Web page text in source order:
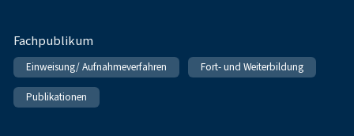
Fachpublikum
Einweisung/ Aufnahmeverfahren Fort- und Weiterbildung
Publikationen